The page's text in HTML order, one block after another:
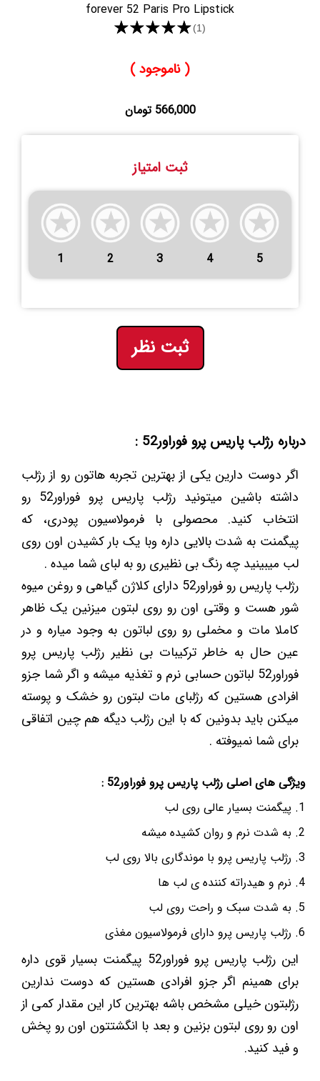
forever 52 Paris Pro Lipstick
★★★★★(1)
( ناموجود )
566,000 تومان
ثبت امتیاز
1 2 3 4 5
ثبت نظر
درباره رژلب پاریس پرو فوراور52 :
اگر دوست دارین یکی از بهترین تجربه هاتون رو از رژلب
داشته باشین میتونید رژلب پاریس پرو فوراور52 رو
انتخاب کنید. محصولی با فرمولاسیون پودری، که
پیگمنت به شدت بالایی داره وبا یک بار کشیدن اون روی
لب میبینید چه رنگ بی نظیری رو به لبای شما میده .
رژلب پاریس رو فوراور52 دارای کلاژن گیاهی و روغن میوه
شور هست و وقتی اون رو روی لبتون میزنین یک ظاهر
کاملا مات و مخملی رو روی لباتون به وجود میاره و در
عین حال به خاطر ترکیبات بی نظیر رژلب پاریس پرو
فوراور52 لباتون حسابی نرم و تغذیه میشه و اگر شما جزو
افرادی هستین که رژلبای مات لبتون رو خشک و پوسته
میکنن باید بدونین که با این رژلب دیگه هم چین اتفاقی
برای شما نمیوفته .
ویژگی های اصلی رژلب پاریس پرو فوراور52 :
پیگمنت بسیار عالی روی لب
به شدت نرم و روان کشیده میشه
رژلب پاریس پرو با موندگاری بالا روی لب
نرم و هیدراته کننده ی لب ها
به شدت سبک و راحت روی لب
رژلب پاریس پرو دارای فرمولاسیون مغذی
این رژلب پاریس پرو فوراور52 پیگمنت بسیار قوی داره
برای همینم اگر جزو افرادی هستین که دوست ندارین
رژلبتون خیلی مشخص باشه بهترین کار این مقدار کمی از
اون رو روی لبتون بزنین و بعد با انگشتتون اون رو پخش
و فید کنید.